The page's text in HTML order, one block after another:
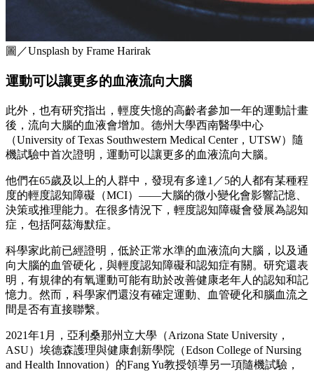
圖／Unsplash by Frame Harirak
運動可以讓更多的血液流向大腦
此外，也有研究指出，輕度失憶的高齡者參加一年的運動計畫
後，流向大腦的血液會增加。德州大學西南醫學中心
（University of Texas Southwestern Medical Center，UTSW）隨
機試驗中首次證明，運動可以讓更多的血液流向大腦。
他們在65歲及以上的人群中，發現有多達1／5的人都有某種程
度的輕度認知障礙（MCI）——大腦的微小變化會影響記憶、
決策或推理能力。在很多情況下，輕度認知障礙會發展為認知
症，包括阿茲海默症。
科學家此前已經證明，低於正常水準的血液流向大腦，以及通
向大腦的血管硬化，與輕度認知障礙和認知症有關。研究還表
明，有規律的有氧運動可能有助於改善健康老年人的認知和記
憶力。然而，科學家們還沒有確定運動、血管硬化和腦血流之
間是否有直接聯繫。
2021年1月，亞利桑那州立大學（Arizona State University，
ASU）埃德森護理與健康創新學院（Edson College of Nursing
and Health Innovation）的Fang Yu教授領導另一項隨機試驗，